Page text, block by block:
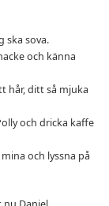
ska sova.
och känna
hår, ditt så mjuka
och dricka kaffe
och lyssna på